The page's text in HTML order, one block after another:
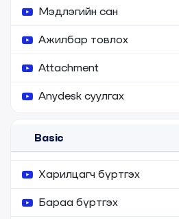
Мэдлэгийн сан
Ажилбар товлох
Attachment
Anydesk суулгах
Basic
Харилцагч бүртгэх
Бараа бүртгэх